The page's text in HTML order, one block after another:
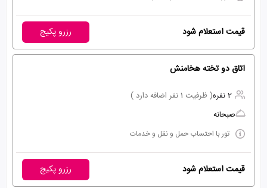
قیمت استعلام شود رزرو پکیج
اتاق دو تخته هخامنش
2 نفره
( ظرفیت 1 نفر اضافه دارد )
صبحانه
تور با احتساب حمل و نقل و خدمات
قیمت استعلام شود رزرو پکیج